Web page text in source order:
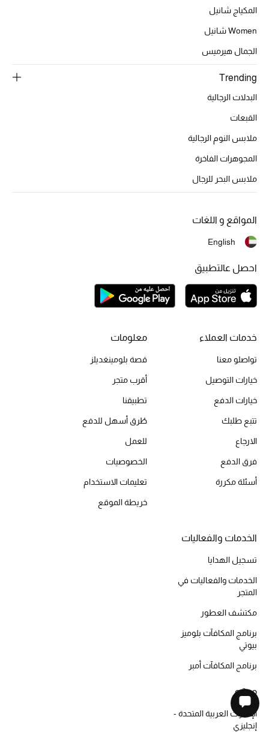
المكياج شانيل
Women شانيل
الجمال هيرميس
Trending
البدلات الرجالية
القبعات
ملابس النوم الرجالية
المجوهرات الفاخرة
ملابس البحر للرجال
خدمات العملاء
تواصلو معنا
خيارات التوصيل
خيارات الدفع
تتبع طلبك
الارجاع
فرق الدفع
أسئلة مكررة
معلومات
قصة بلومينغديلز
أقرب متجر
تطبيقنا
طُرق أسهل للدفع
للعمل
الخصوصيات
تعليمات الاستخدام
خريطة الموقع
الخدمات والفعاليات
تسجيل الهدايا
الخدمات والفعاليات في
المتجر
مكتشف العطور
برنامج المكافآت بلوميز
بيوتي
برنامج المكافآت أمبر
موقع
الإمارات العربية المتحدة -
إنجليزي
المواقع و اللغات
English
احصل عالتطبيق